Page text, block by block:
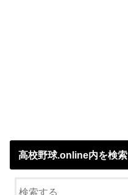
高校野球.online内を検索